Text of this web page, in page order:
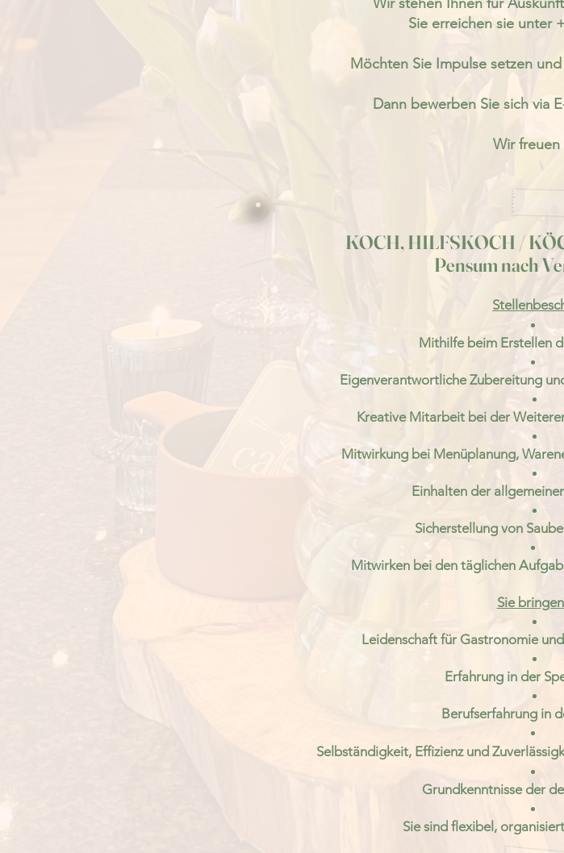
Sie erreichen sie unter
Möchten Sie Impulse setzen
Dann bewerben Sie sich via
Wir freuen
KOCH, HILFSKOCH /
Pensum nach
Mithilfe beim Erstellen
Eigenverantwortliche Zubereitung
Kreative Mitarbeit bei der
Mitwirkung bei Menüplanung,
Einhalten der
Sicherstellung von
Mitwirken bei den täglichen
Sie
Leidenschaft für Gastronomie
Erfahrung in der
Berufserfahrung in
Selbständigkeit, Effizienz und
Grundkenntnisse der
Sie sind flexibel,